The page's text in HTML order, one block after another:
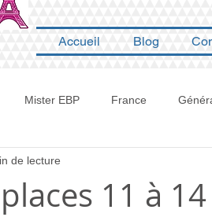
Accueil Blog
Mister EBP France
Concours 2023
11 à 14
de lecture